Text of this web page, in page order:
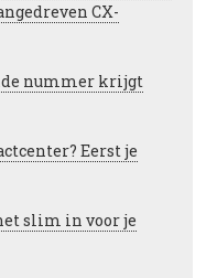
CX-
nummer krijgt
Eerst je
slim in voor je